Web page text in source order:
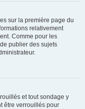
sur la première page du
relativement
Comme pour les
publier des sujets
et tout sondage y
être verrouillés pour